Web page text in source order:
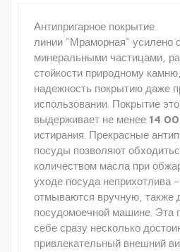
Антипригарное покрытие
линии "Мраморная" усилено
минеральными частицами,
стойкости природному
надежность покрытию даже
использовании. Покрытие
выдерживает не менее 14
истирания. Прекрасные
посуды позволяют
количеством масла при
уходе посуда неприхотлива
отмываются вручную, также
посудомоечной машине. Эта
себе сразу несколько
привлекательный внешний